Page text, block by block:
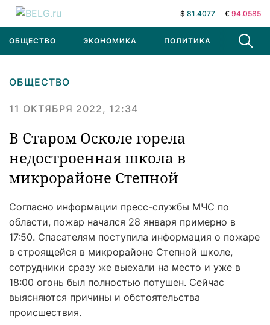
$ 81.4077 € 94.0585
ОБЩЕСТВО ЭКОНОМИКА ПОЛИТИКА В МИРЕ
ОБЩЕСТВО
11 ОКТЯБРЯ 2022, 12:34
В Старом Осколе горела
недостроенная школа в
микрорайоне Степной
Согласно информации пресс-службы МЧС по
области, пожар начался 28 января примерно в
17:50. Спасателям поступила информация о пожаре
в строящейся в микрорайоне Степной школе,
сотрудники сразу же выехали на место и уже в
18:00 огонь был полностью потушен. Сейчас
выясняются причины и обстоятельства
происшествия.